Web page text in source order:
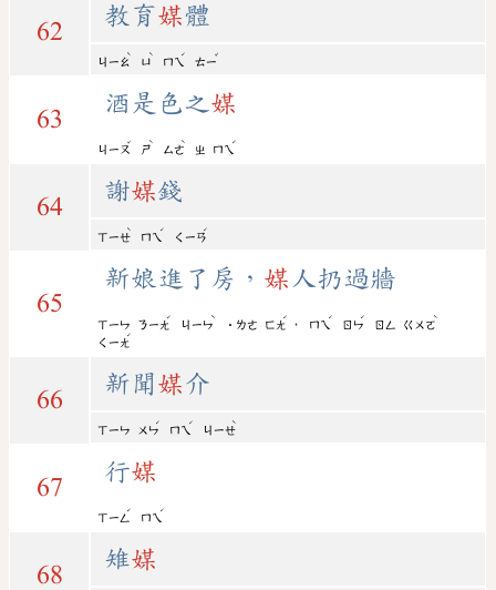
62
教育媒體
ㄐㄧㄠ
ˋ
ㄩ
ˋ
ㄇㄟ
ˊ
ㄊㄧ
ˇ
63
酒是色之媒
ㄐㄧㄡ
ˇ
ㄕ
ˋ
ㄙㄜ
ˋ
ㄓ ㄇㄟ
ˊ
64
謝媒錢
ㄒㄧㄝ
ˋ
ㄇㄟ
ˊ
ㄑㄧㄢ
ˊ
65
新娘進了房， 媒 人扔過牆
ㄒㄧㄣ ㄋㄧㄤ
ˊ
ㄐㄧㄣ
ˋ
˙ㄌㄜ ㄈㄤ
ˊ
， ㄇㄟ
ˊ
ㄖㄣ
ˊ
ㄖㄥ ㄍㄨㄛ
ˋ
ㄑㄧㄤ
ˊ
66
新聞媒介
ㄒㄧㄣ ㄨㄣ
ˊ
ㄇㄟ
ˊ
ㄐㄧㄝ
ˋ
67
行媒
ㄒㄧㄥ
ˊ
ㄇㄟ
ˊ
68
雉媒